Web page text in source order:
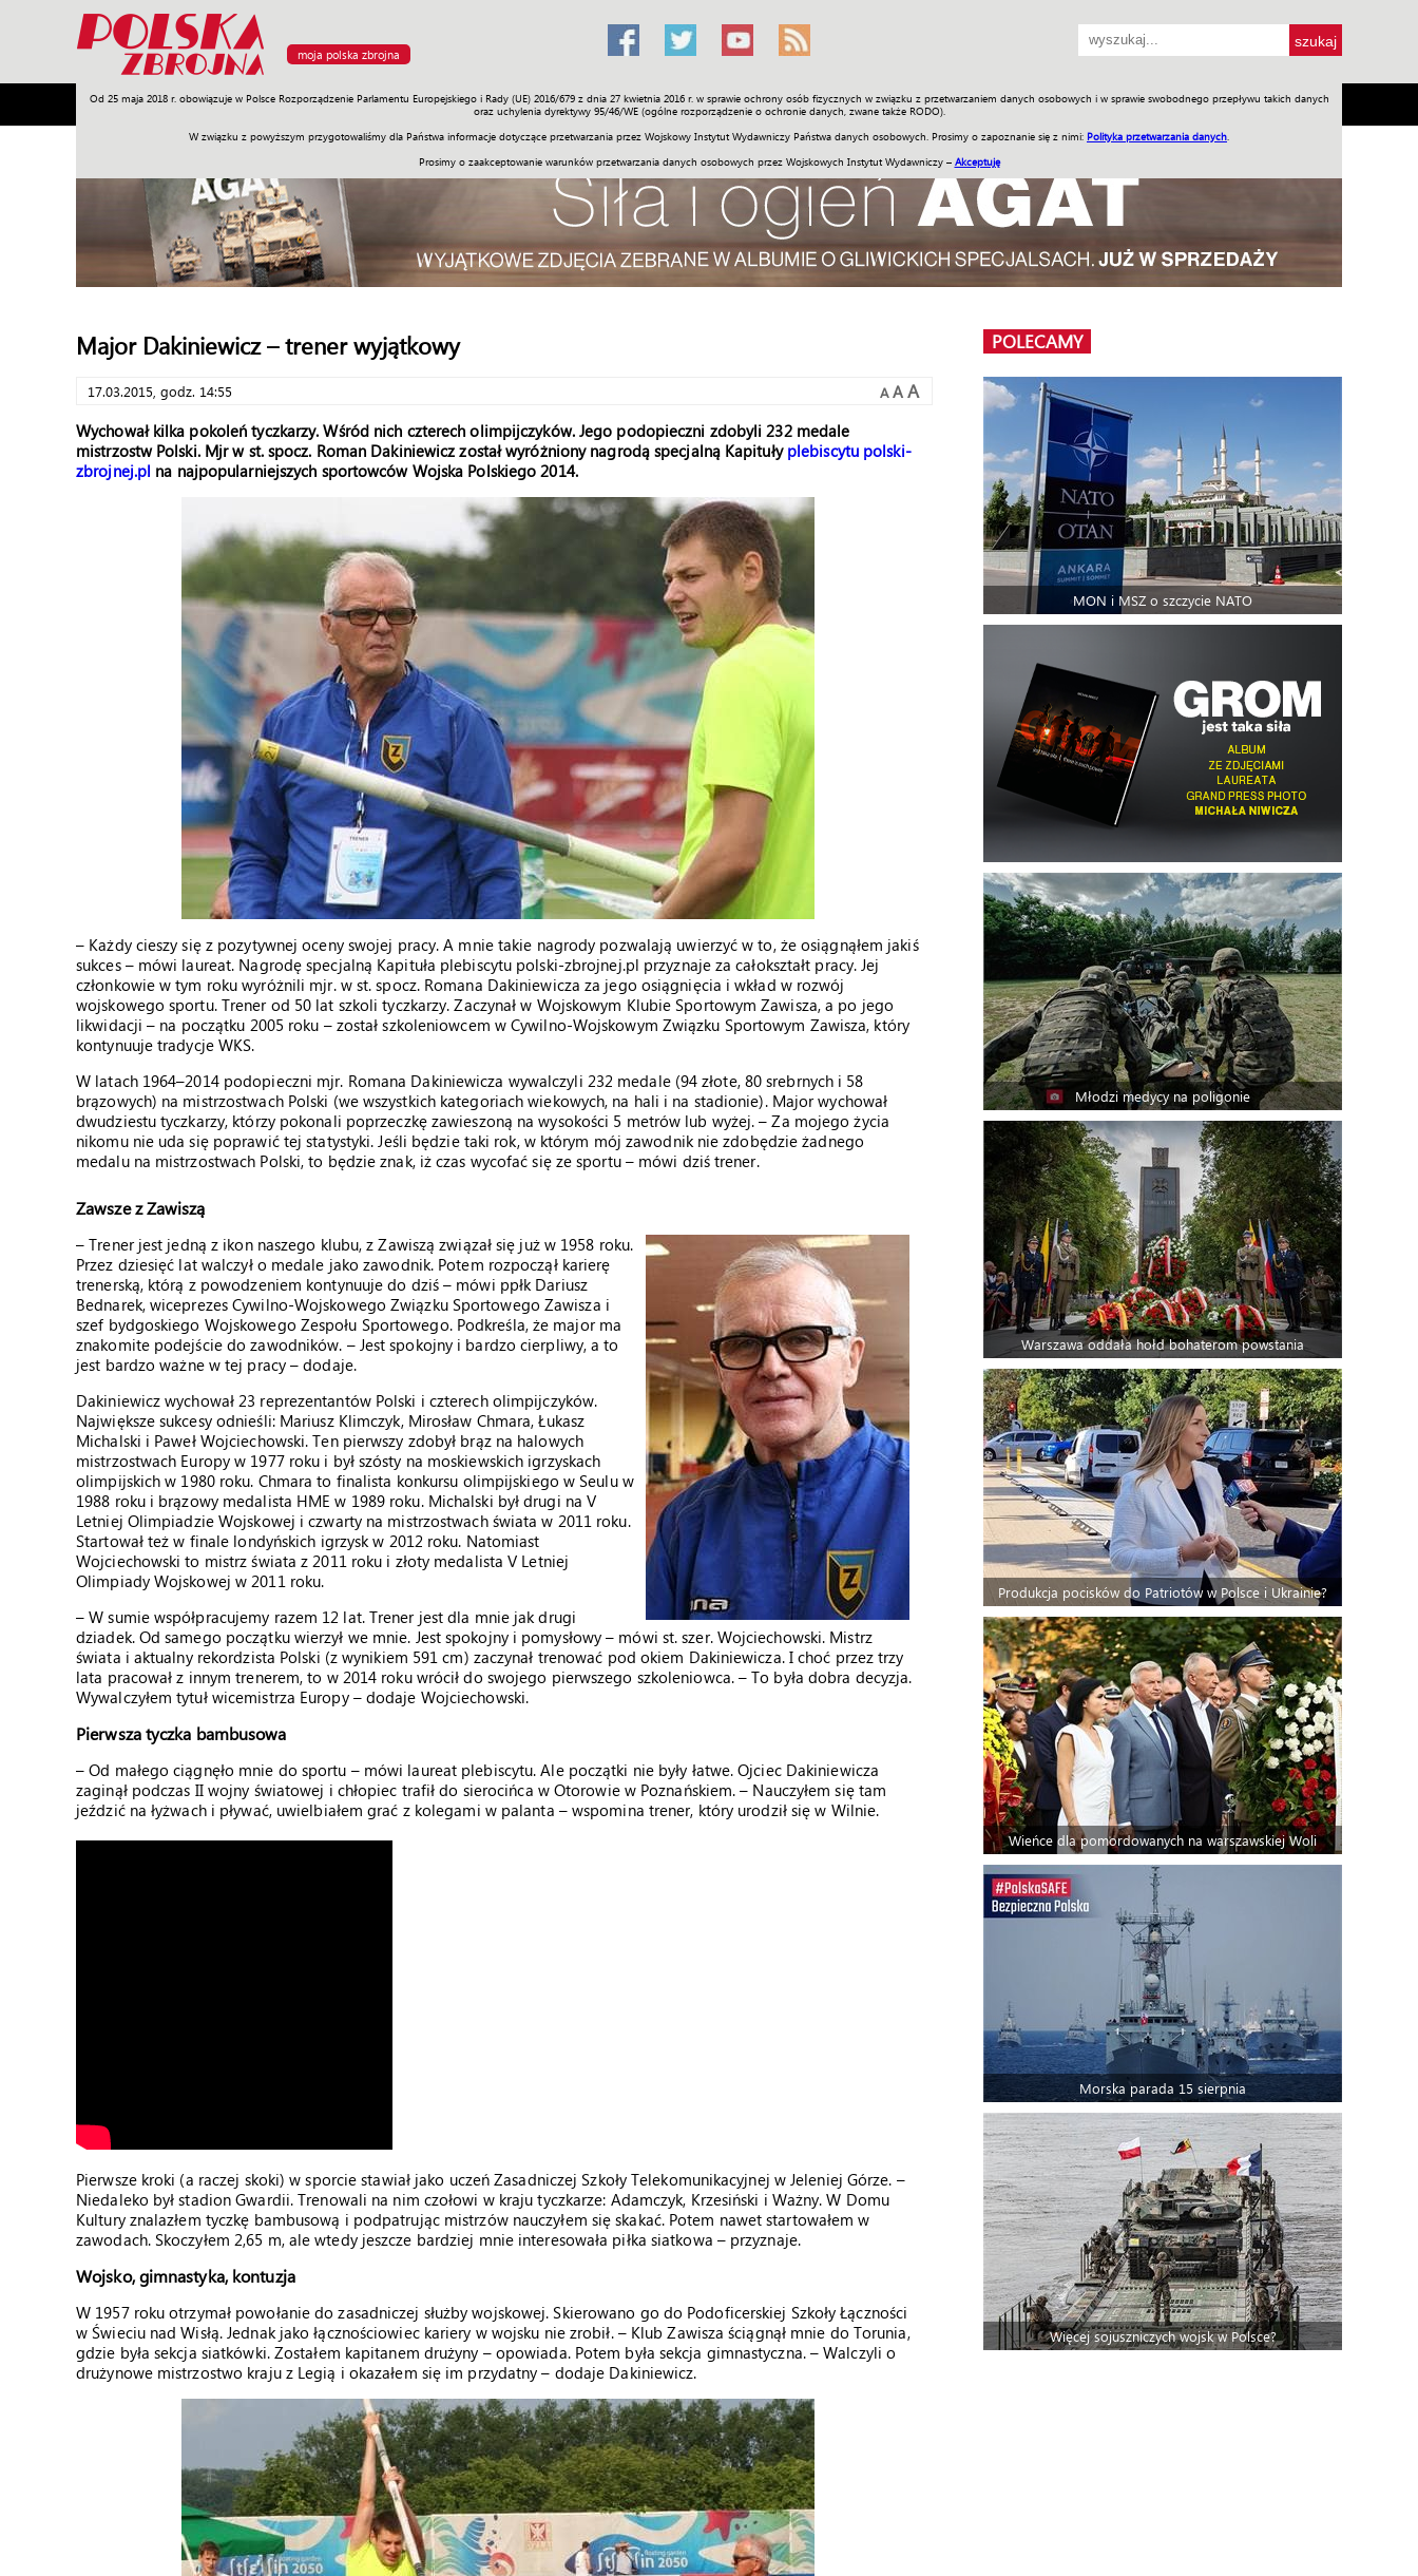
moja polska zbrojna
Od 25 maja 2018 r. obowiązuje w Polsce Rozporządzenie Parlamentu Europejskiego i Rady (UE) 2016/679 z dnia 27 kwietnia 2016 r. w sprawie ochrony osób fizycznych w związku z przetwarzaniem danych osobowych i w sprawie swobodnego przepływu takich danych
oraz uchylenia dyrektywy 95/46/WE (ogólne rozporządzenie o ochronie danych, zwane także RODO).
W związku z powyższym przygotowaliśmy dla Państwa informacje dotyczące przetwarzania przez Wojskowy Instytut Wydawniczy Państwa danych osobowych. Prosimy o zapoznanie się z nimi: Polityka przetwarzania danych
Prosimy o zaakceptowanie warunków przetwarzania danych osobowych przez Wojskowych Instytut Wydawniczy – Akceptuję
Armia Poligon Sprzęt Misje Polityka Prawo Świat Społeczność Sport Historia Galerie Wideo ENGLISH SKLEP Jednodniówki Praca w WIW
Major Dakiniewicz – trener wyjątkowy
17.03.2015, godz. 14:55 A A A
Wychował kilka pokoleń tyczkarzy. Wśród nich czterech olimpijczyków. Jego podopieczni zdobyli 232 medale
mistrzostw Polski. Mjr w st. spocz. Roman Dakiniewicz został wyróżniony nagrodą specjalną Kapituły plebiscytu polski-
zbrojnej.pl na najpopularniejszych sportowców Wojska Polskiego 2014.
– Każdy cieszy się z pozytywnej oceny swojej pracy. A mnie takie nagrody pozwalają uwierzyć w to, że osiągnąłem jakiś
sukces – mówi laureat. Nagrodę specjalną Kapituła plebiscytu polski-zbrojnej.pl przyznaje za całokształt pracy. Jej
członkowie w tym roku wyróżnili mjr. w st. spocz. Romana Dakiniewicza za jego osiągnięcia i wkład w rozwój
wojskowego sportu. Trener od 50 lat szkoli tyczkarzy. Zaczynał w Wojskowym Klubie Sportowym Zawisza, a po jego
likwidacji – na początku 2005 roku – został szkoleniowcem w Cywilno-Wojskowym Związku Sportowym Zawisza, który
kontynuuje tradycje WKS.
W latach 1964–2014 podopieczni mjr. Romana Dakiniewicza wywalczyli 232 medale (94 złote, 80 srebrnych i 58
brązowych) na mistrzostwach Polski (we wszystkich kategoriach wiekowych, na hali i na stadionie). Major wychował
dwudziestu tyczkarzy, którzy pokonali poprzeczkę zawieszoną na wysokości 5 metrów lub wyżej. – Za mojego życia
nikomu nie uda się poprawić tej statystyki. Jeśli będzie taki rok, w którym mój zawodnik nie zdobędzie żadnego
medalu na mistrzostwach Polski, to będzie znak, iż czas wycofać się ze sportu – mówi dziś trener.
Zawsze z Zawiszą
– Trener jest jedną z ikon naszego klubu, z Zawiszą związał się już w 1958 roku.
Przez dziesięć lat walczył o medale jako zawodnik. Potem rozpoczął karierę
trenerską, którą z powodzeniem kontynuuje do dziś – mówi ppłk Dariusz
Bednarek, wiceprezes Cywilno-Wojskowego Związku Sportowego Zawisza i
szef bydgoskiego Wojskowego Zespołu Sportowego. Podkreśla, że major ma
znakomite podejście do zawodników. – Jest spokojny i bardzo cierpliwy, a to
jest bardzo ważne w tej pracy – dodaje.
Dakiniewicz wychował 23 reprezentantów Polski i czterech olimpijczyków.
Największe sukcesy odnieśli: Mariusz Klimczyk, Mirosław Chmara, Łukasz
Michalski i Paweł Wojciechowski. Ten pierwszy zdobył brąz na halowych
mistrzostwach Europy w 1977 roku i był szósty na moskiewskich igrzyskach
olimpijskich w 1980 roku. Chmara to finalista konkursu olimpijskiego w Seulu w
1988 roku i brązowy medalista HME w 1989 roku. Michalski był drugi na V
Letniej Olimpiadzie Wojskowej i czwarty na mistrzostwach świata w 2011 roku.
Startował też w finale londyńskich igrzysk w 2012 roku. Natomiast
Wojciechowski to mistrz świata z 2011 roku i złoty medalista V Letniej
Olimpiady Wojskowej w 2011 roku.
– W sumie współpracujemy razem 12 lat. Trener jest dla mnie jak drugi
dziadek. Od samego początku wierzył we mnie. Jest spokojny i pomysłowy – mówi st. szer. Wojciechowski. Mistrz
świata i aktualny rekordzista Polski (z wynikiem 591 cm) zaczynał trenować pod okiem Dakiniewicza. I choć przez trzy
lata pracował z innym trenerem, to w 2014 roku wrócił do swojego pierwszego szkoleniowca. – To była dobra decyzja.
Wywalczyłem tytuł wicemistrza Europy – dodaje Wojciechowski.
Pierwsza tyczka bambusowa
– Od małego ciągnęło mnie do sportu – mówi laureat plebiscytu. Ale początki nie były łatwe. Ojciec Dakiniewicza
zaginął podczas II wojny światowej i chłopiec trafił do sierocińca w Otorowie w Poznańskiem. – Nauczyłem się tam
jeździć na łyżwach i pływać, uwielbiałem grać z kolegami w palanta – wspomina trener, który urodził się w Wilnie.
Pierwsze kroki (a raczej skoki) w sporcie stawiał jako uczeń Zasadniczej Szkoły Telekomunikacyjnej w Jeleniej Górze. –
Niedaleko był stadion Gwardii. Trenowali na nim czołowi w kraju tyczkarze: Adamczyk, Krzesiński i Ważny. W Domu
Kultury znalazłem tyczkę bambusową i podpatrując mistrzów nauczyłem się skakać. Potem nawet startowałem w
zawodach. Skoczyłem 2,65 m, ale wtedy jeszcze bardziej mnie interesowała piłka siatkowa – przyznaje.
Wojsko, gimnastyka, kontuzja
W 1957 roku otrzymał powołanie do zasadniczej służby wojskowej. Skierowano go do Podoficerskiej Szkoły Łączności
w Świeciu nad Wisłą. Jednak jako łącznościowiec kariery w wojsku nie zrobił. – Klub Zawisza ściągnął mnie do Torunia,
gdzie była sekcja siatkówki. Zostałem kapitanem drużyny – opowiada. Potem była sekcja gimnastyczna. – Walczyli o
drużynowe mistrzostwo kraju z Legią i okazałem się im przydatny – dodaje Dakiniewicz.
POLECAMY
MON i MSZ o szczycie NATO
Młodzi medycy na poligonie
Warszawa oddała hołd bohaterom powstania
Produkcja pocisków do Patriotów w Polsce i Ukrainie?
Wieńce dla pomordowanych na warszawskiej Woli
Morska parada 15 sierpnia
Więcej sojuszniczych wojsk w Polsce?